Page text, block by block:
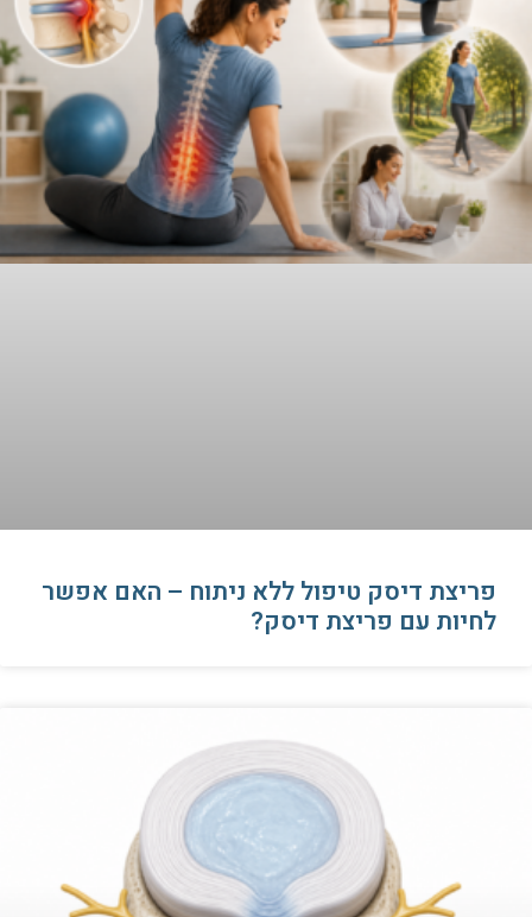
פריצת דיסק טיפול ללא ניתוח – האם אפשר
לחיות עם פריצת דיסק?